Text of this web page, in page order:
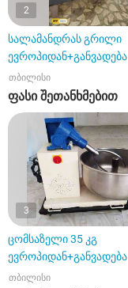
2
სალამანდრას გრილი
ევროპიდან+განვადება
თბილისი
ფასი შეთანხმებით
3
ცომსაზელი 35 კგ
ევროპიდან+განვადება
თბილისი